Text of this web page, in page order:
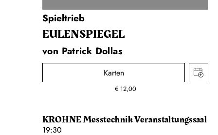
Spieltrieb
EULENSPIEGEL
von Patrick Dollas
Karten
€ 12,00
KROHNE Messtechnik Veranstaltungssaal
19:30